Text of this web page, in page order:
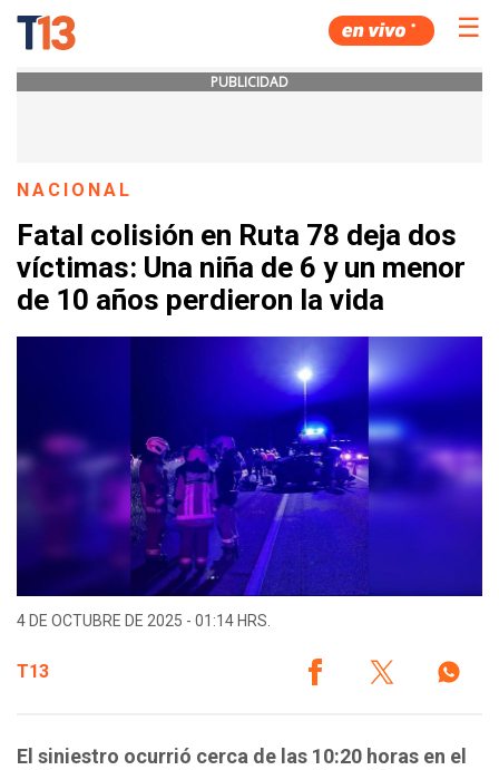
☰
PUBLICIDAD
NACIONAL
Fatal colisión en Ruta 78 deja dos
víctimas: Una niña de 6 y un menor
de 10 años perdieron la vida
4 DE OCTUBRE DE 2025 - 01:14 HRS.
T13
El siniestro ocurrió cerca de las 10:20 horas en el